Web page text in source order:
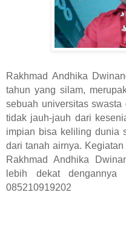
Rakhmad Andhika
tahun yang silam,
sebuah universitas
tidak jauh-jauh dari
impian bisa keliling dunia
dari tanah airnya.
Rakhmad Andhika
lebih dekat
085210919202